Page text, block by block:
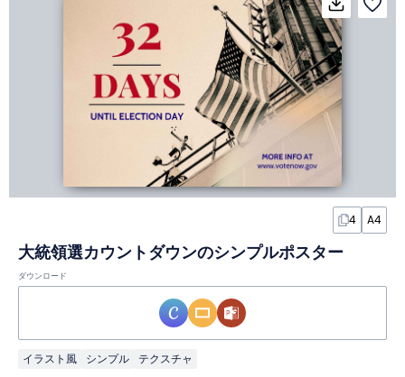
4 A4
大統領選カウントダウンのシンプルポスター
ダウンロード
イラスト風 シンプル テクスチャ